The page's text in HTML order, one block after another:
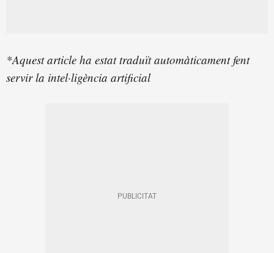
*Aquest article ha estat traduït automàticament fent
servir la intel·ligència artificial